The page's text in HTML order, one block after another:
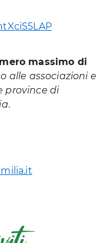
massimo di
alle associazioni e
province di
.